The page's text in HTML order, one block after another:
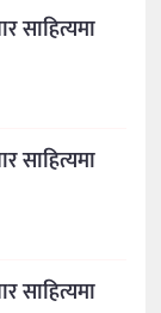
साहित्यमा
साहित्यमा
साहित्यमा